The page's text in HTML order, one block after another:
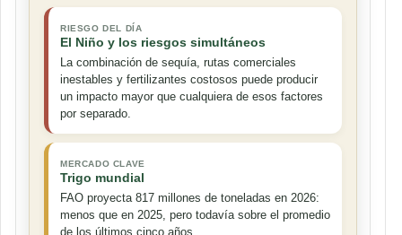
RIESGO DEL DÍA
El Niño y los riesgos simultáneos
La combinación de sequía, rutas comerciales
inestables y fertilizantes costosos puede producir
un impacto mayor que cualquiera de esos factores
por separado.
MERCADO CLAVE
Trigo mundial
FAO proyecta 817 millones de toneladas en 2026:
menos que en 2025, pero todavía sobre el promedio
de los últimos cinco años.